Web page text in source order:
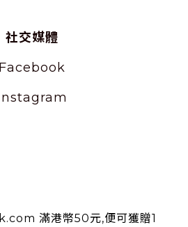
社交媒體
Facebook
滿港幣50元,便可獲贈1